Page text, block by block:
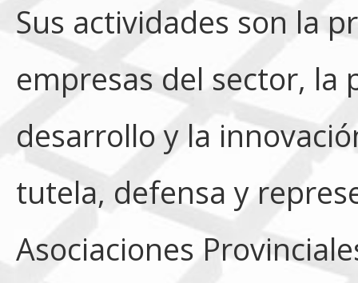
Sus actividades son la
empresas del sector, la
desarrollo y la
tutela, defensa y
Asociaciones